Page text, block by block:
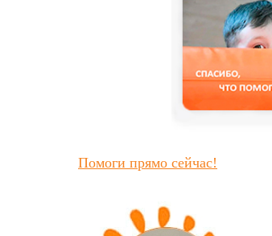
Помоги прямо сейчас!